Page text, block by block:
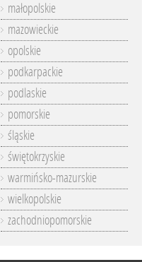
małopolskie
mazowieckie
opolskie
podkarpackie
podlaskie
pomorskie
śląskie
świętokrzyskie
warmińsko-mazurskie
wielkopolskie
zachodniopomorskie